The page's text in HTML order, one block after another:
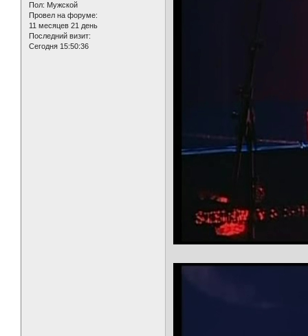
Пол: Мужской
Провел на форуме:
11 месяцев 21 день
Последний визит:
Сегодня 15:50:36